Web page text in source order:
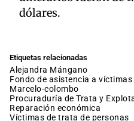
dólares.
Etiquetas relacionadas
Alejandra Mángano
Fondo de asistencia a
marcelo-colombo
Procuraduría de Trata y
reparación económica
víctimas de trata de personas